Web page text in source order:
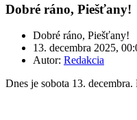
Dobré ráno, Piešťany!
Dobré ráno, Piešťany!
13. decembra 2025,
Autor: Redakcia
Dnes je sobota 13.